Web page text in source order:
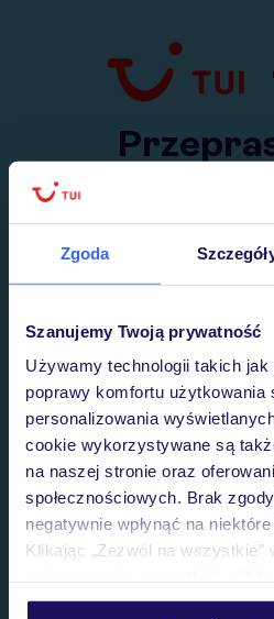
Zgoda
Szanujemy Twoją prywatność
Używamy technologii takich
poprawy komfortu użytkowania
personalizowania
cookie wykorzystywane są
na naszej stronie oraz
społecznościowych. Brak
negatywnie wpłynąć na
Klikając „Zezwól na wszystkie”
personalizować swój wybór
Przejdź do TUI.pl
Wysłaliśmy nasz serwis